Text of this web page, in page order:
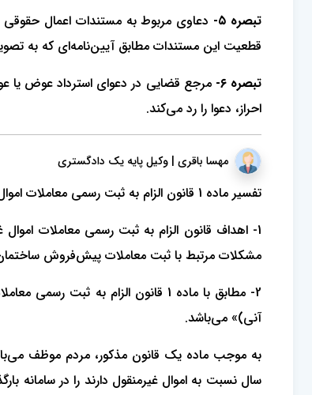
تبصره ۵-
دعاوی مربوط به مستندات اعمال
قطعیت این مستندات مطابق آیین‌نامه‌ای که به
تبصره ۶-
مرجع قضایی در دعوای استرداد عوض یا
احراز، دعوا را رد می‌کند.
مهسا باقری | وکیل پایه یک دادگستری
تفسیر ماده 1 قانون الزام به ثبت رسمی معاملات اموال غیرمنقول:
1- اهداف قانون الزام به ثبت رسمی معاملات
مشکلات مرتبط با ثبت معاملات پیش‌فروش
2- مطابق با ماده 1 قانون الزام
آنی)» می‌باشد.
به موجب ماده یک قانون مذکور، مردم موظف
سال نسبت به اموال غیرمنقول دارند را در